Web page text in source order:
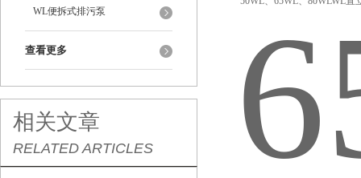
WL便拆式排污泵
查看更多
相关文章
RELATED ARTICLES